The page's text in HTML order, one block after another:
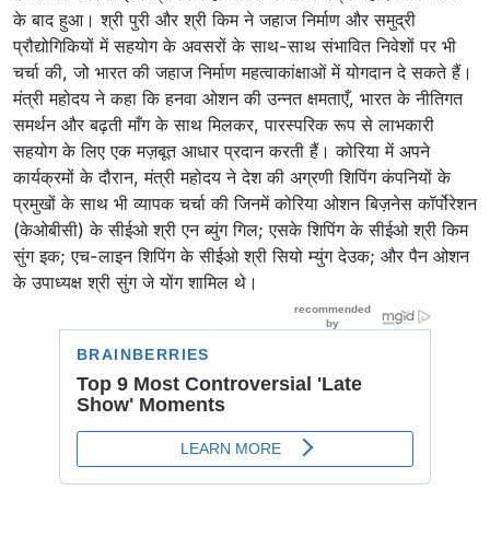
के बाद हुआ। श्री पुरी और श्री किम ने जहाज निर्माण और समुद्री
प्रौद्योगिकियों में सहयोग के अवसरों के साथ-साथ संभावित निवेशों पर भी
चर्चा की, जो भारत की जहाज निर्माण महत्वाकांक्षाओं में योगदान दे सकते हैं।
मंत्री महोदय ने कहा कि हनवा ओशन की उन्नत क्षमताएँ, भारत के नीतिगत
समर्थन और बढ़ती माँग के साथ मिलकर, पारस्परिक रूप से लाभकारी
सहयोग के लिए एक मज़बूत आधार प्रदान करती हैं। कोरिया में अपने
कार्यक्रमों के दौरान, मंत्री महोदय ने देश की अग्रणी शिपिंग कंपनियों के
प्रमुखों के साथ भी व्यापक चर्चा की जिनमें कोरिया ओशन बिज़नेस कॉर्पोरेशन
(केओबीसी) के सीईओ श्री एन ब्युंग गिल; एसके शिपिंग के सीईओ श्री किम
सुंग इक; एच-लाइन शिपिंग के सीईओ श्री सियो म्युंग देउक; और पैन ओशन
के उपाध्यक्ष श्री सुंग जे योंग शामिल थे।